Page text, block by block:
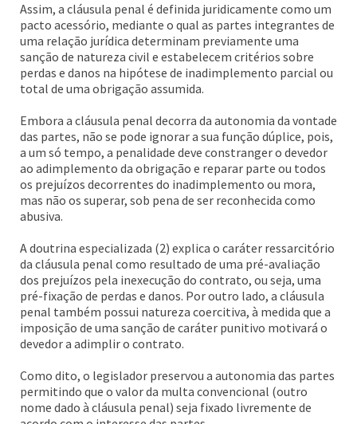
Assim, a cláusula penal é definida juridicamente como um
pacto acessório, mediante o qual as partes integrantes de
uma relação jurídica determinam previamente uma
sanção de natureza civil e estabelecem critérios sobre
perdas e danos na hipótese de inadimplemento parcial ou
total de uma obrigação assumida.
Embora a cláusula penal decorra da autonomia da vontade
das partes, não se pode ignorar a sua função dúplice, pois,
a um só tempo, a penalidade deve constranger o devedor
ao adimplemento da obrigação e reparar parte ou todos
os prejuízos decorrentes do inadimplemento ou mora,
mas não os superar, sob pena de ser reconhecida como
abusiva.
A doutrina especializada (2) explica o caráter ressarcitório
da cláusula penal como resultado de uma pré-avaliação
dos prejuízos pela inexecução do contrato, ou seja, uma
pré-fixação de perdas e danos. Por outro lado, a cláusula
penal também possui natureza coercitiva, à medida que a
imposição de uma sanção de caráter punitivo motivará o
devedor a adimplir o contrato.
Como dito, o legislador preservou a autonomia das partes
permitindo que o valor da multa convencional (outro
nome dado à cláusula penal) seja fixado livremente de